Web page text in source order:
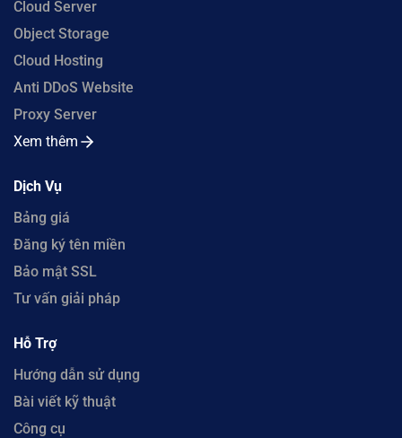
Cloud Server
Object Storage
Cloud Hosting
Anti DDoS Website
Proxy Server
Xem thêm
Dịch Vụ
Bảng giá
Đăng ký tên miền
Bảo mật SSL
Tư vấn giải pháp
Hỗ Trợ
Hướng dẫn sử dụng
Bài viết kỹ thuật
Công cụ